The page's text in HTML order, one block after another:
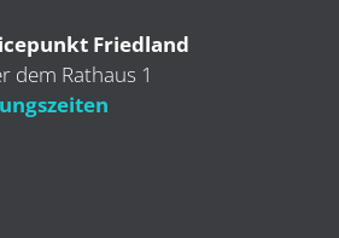
Friedland
dem Rathaus 1